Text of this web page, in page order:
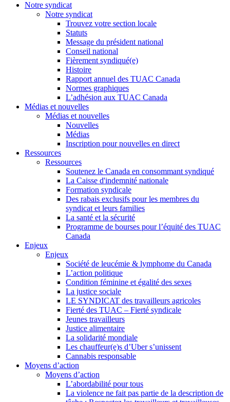
Notre syndicat
Notre syndicat
Trouvez votre section locale
Statuts
Message du président national
Conseil national
Fièrement syndiqué(e)
Histoire
Rapport annuel des TUAC Canada
Normes graphiques
L’adhésion aux TUAC Canada
Médias et nouvelles
Médias et nouvelles
Nouvelles
Médias
Inscription pour nouvelles en direct
Ressources
Ressources
Soutenez le Canada en consommant syndiqué
La Caisse d'indemnité nationale
Formation syndicale
Des rabais exclusifs pour les membres du
syndicat et leurs families
La santé et la sécurité
Programme de bourses pour l’équité des TUAC
Canada
Enjeux
Enjeux
Société de leucémie & lymphome du Canada
L’action politique
Condition féminine et égalité des sexes
La justice sociale
LE SYNDICAT des travailleurs agricoles
Fierté des TUAC – Fierté syndicale
Jeunes travailleurs
Justice alimentaire
La solidarité mondiale
Les chauffeur(e)s d’Uber s’unissent
Cannabis responsable
Moyens d’action
Moyens d’action
L’abordabilité pour tous
La violence ne fait pas partie de la description de